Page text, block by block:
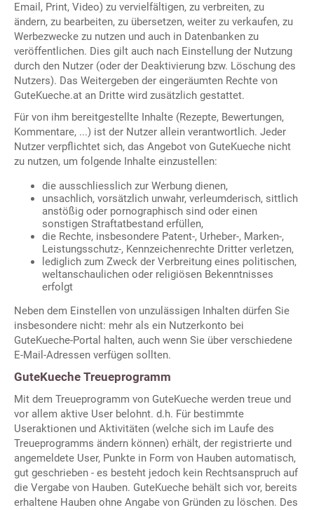
Email, Print, Video) zu vervielfältigen, zu verbreiten, zu
ändern, zu bearbeiten, zu übersetzen, weiter zu verkaufen, zu
Werbezwecke zu nutzen und auch in Datenbanken zu
veröffentlichen. Dies gilt auch nach Einstellung der Nutzung
durch den Nutzer (oder der Deaktivierung bzw. Löschung des
Nutzers). Das Weitergeben der eingeräumten Rechte von
GuteKueche.at an Dritte wird zusätzlich gestattet.
Für von ihm bereitgestellte Inhalte (Rezepte, Bewertungen,
Kommentare, ...) ist der Nutzer allein verantwortlich. Jeder
Nutzer verpflichtet sich, das Angebot von GuteKueche nicht
zu nutzen, um folgende Inhalte einzustellen:
die ausschliesslich zur Werbung dienen,
unsachlich, vorsätzlich unwahr, verleumderisch, sittlich
anstößig oder pornographisch sind oder einen
sonstigen Straftatbestand erfüllen,
die Rechte, insbesondere Patent-, Urheber-, Marken-,
Leistungsschutz-, Kennzeichenrechte Dritter verletzen,
lediglich zum Zweck der Verbreitung eines politischen,
weltanschaulichen oder religiösen Bekenntnisses
erfolgt
Neben dem Einstellen von unzulässigen Inhalten dürfen Sie
insbesondere nicht: mehr als ein Nutzerkonto bei
GuteKueche-Portal halten, auch wenn Sie über verschiedene
E-Mail-Adressen verfügen sollten.
GuteKueche Treueprogramm
Mit dem Treueprogramm von GuteKueche werden treue und
vor allem aktive User belohnt. d.h. Für bestimmte
Useraktionen und Aktivitäten (welche sich im Laufe des
Treueprogramms ändern können) erhält, der registrierte und
angemeldete User, Punkte in Form von Hauben automatisch,
gut geschrieben - es besteht jedoch kein Rechtsanspruch auf
die Vergabe von Hauben. GuteKueche behält sich vor, bereits
erhaltene Hauben ohne Angabe von Gründen zu löschen. Des